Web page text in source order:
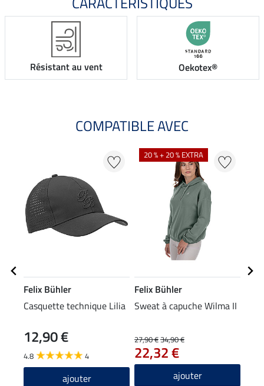
Résistant au vent Oekotex®
COMPATIBLE AVEC
Felix Bühler
Casquette technique Lilia
12,90 €
4.8 4
ajouter
20 % + 20 % EXTRA
Felix Bühler
Sweat à capuche Wilma II
27,90 €34,90 €
22,32 €
ajouter